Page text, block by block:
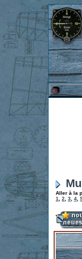
Aller à la
1
2 3 4